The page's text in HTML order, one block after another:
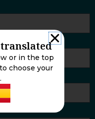
translated
or in the top
choose your